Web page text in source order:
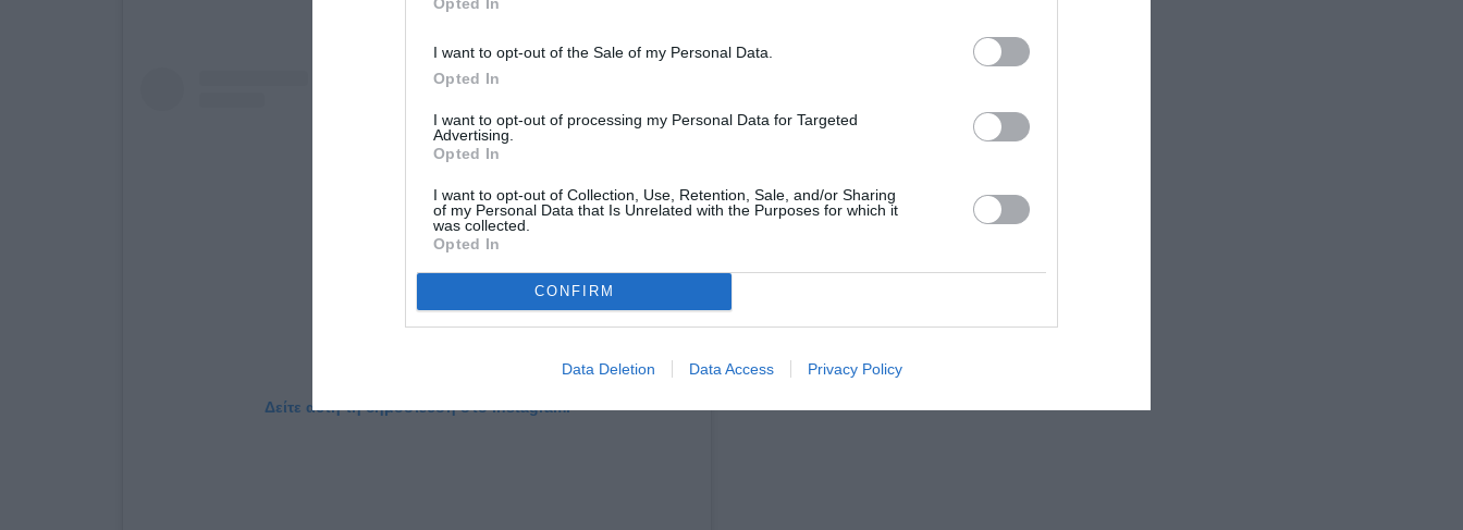
I want to opt-out of the Sale of my Personal Data.
Opted In
I want to opt-out of processing my Personal Data for Targeted
Advertising.
Opted In
I want to opt-out of Collection, Use, Retention, Sale, and/or Sharing
of my Personal Data that Is Unrelated with the Purposes for which it
was collected.
Opted In
CONFIRM
Data Deletion Data Access Privacy Policy
Δείτε αυτή τη δημοσίευση στο Instagram.